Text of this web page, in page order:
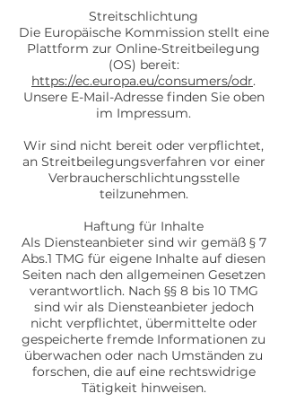
Streitschlichtung
Die Europäische Kommission stellt eine
Plattform zur Online-Streitbeilegung
(OS) bereit:
https://ec.europa.eu/consumers/odr.
Unsere E-Mail-Adresse finden Sie oben
im Impressum.
Wir sind nicht bereit oder verpflichtet,
an Streitbeilegungsverfahren vor einer
Verbraucherschlichtungsstelle
teilzunehmen.
Haftung für Inhalte
Als Diensteanbieter sind wir gemäß § 7
Abs.1 TMG für eigene Inhalte auf diesen
Seiten nach den allgemeinen Gesetzen
verantwortlich. Nach §§ 8 bis 10 TMG
sind wir als Diensteanbieter jedoch
nicht verpflichtet, übermittelte oder
gespeicherte fremde Informationen zu
überwachen oder nach Umständen zu
forschen, die auf eine rechtswidrige
Tätigkeit hinweisen.